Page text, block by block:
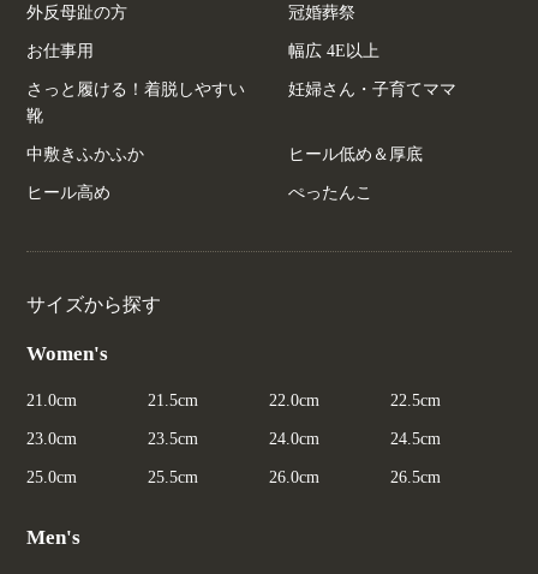
外反母趾の方 冠婚葬祭
お仕事用 幅広 4E以上
さっと履ける！着脱しやすい
靴
妊婦さん・子育てママ
中敷きふかふか ヒール低め＆厚底
ヒール高め ぺったんこ
サイズから探す
Women's
21.0cm 21.5cm 22.0cm 22.5cm
23.0cm 23.5cm 24.0cm 24.5cm
25.0cm 25.5cm 26.0cm 26.5cm
Men's